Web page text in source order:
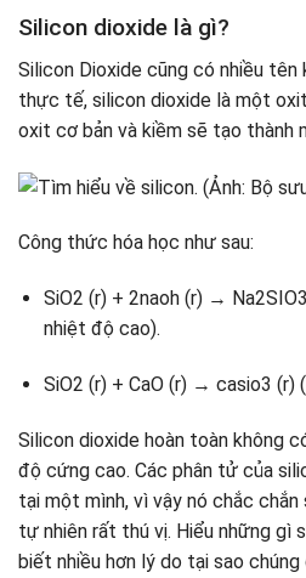
Bài 30.3 (Hóa học SBT 9 Trang
Silicon dioxide là gì?
Silicon Dioxide cũng có nhiều tên
thực tế, silicon dioxide là một
oxit cơ bản và kiềm sẽ tạo thành
Công thức hóa học như sau:
SiO2 (r) + 2naoh (r) →
nhiệt độ cao).
SiO2 (r) + CaO (r) → casio3 (r)
Silicon dioxide hoàn toàn không
độ cứng cao. Các phân tử của
tại một mình, vì vậy nó chắc
tự nhiên rất thú vị. Hiểu những gì
biết nhiều hơn lý do tại sao